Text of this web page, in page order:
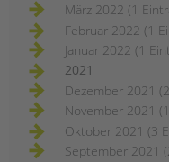
März 2022 (1
Februar 2022 (1
Januar 2022 (1
2021
Dezember 2021
November 2021
Oktober 2021 (3
September 2021